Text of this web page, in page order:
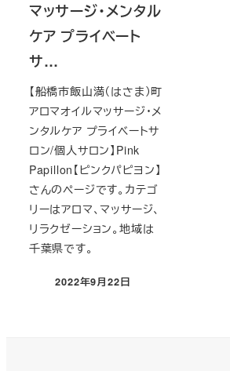
マッサージ・メンタル
ケア プライベート
サ…
【船橋市飯山満（はさま）町
アロマオイルマッサージ・メ
ンタルケア プライベートサ
ロン/個人サロン】Pink
Papillon【ピンクパピヨン】
さんのページです。カテゴ
リーはアロマ、マッサージ、
リラクゼーション。地域は
千葉県です。
投稿日
2022年9月22日